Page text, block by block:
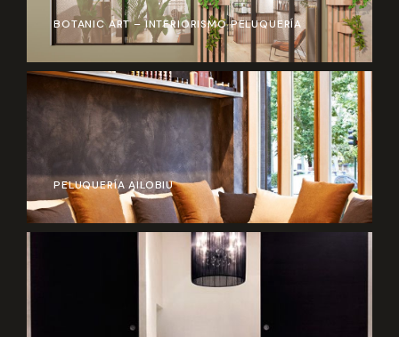
BOTANIC ART – INTERIORISMO PELUQUERÍA
PELUQUERÍA AILOBIU